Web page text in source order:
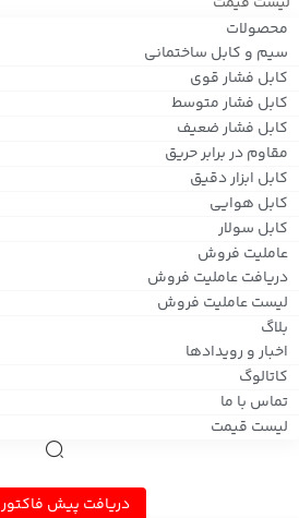
محصولات
سیم و کابل ساختمانی
کابل فشار قوی
کابل فشار متوسط
کابل فشار ضعیف
مقاوم در برابر حریق
کابل ابزار دقیق
کابل هوایی
کابل سولار
عاملیت فروش
دریافت عاملیت فروش
لیست عاملیت فروش
بلاگ
اخبار و رویدادها
کاتالوگ
تماس با ما
لیست قیمت
دریافت پیش فاکتور